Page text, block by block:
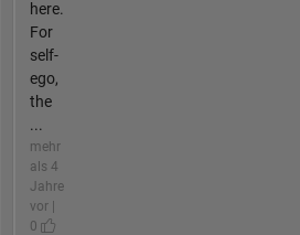
here.
For
self-
ego,
the
...
mehr
als 4
Jahre
vor |
0